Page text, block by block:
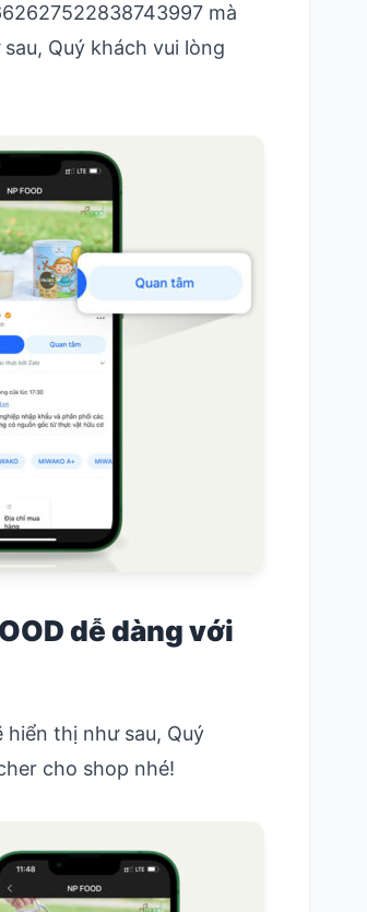
mà
Quý khách vui lòng
dễ dàng với
hiển thị như sau, Quý
cho shop nhé!